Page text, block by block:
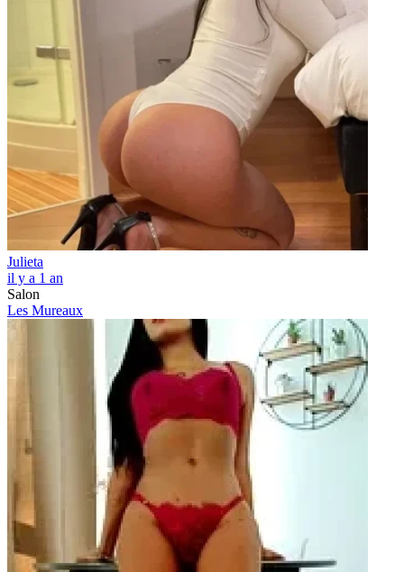
Julieta
il y a 1 an
Salon
Les Mureaux